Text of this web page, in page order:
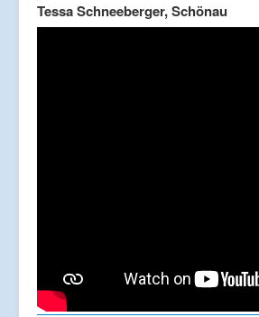
Tessa Schneeberger, Schönau